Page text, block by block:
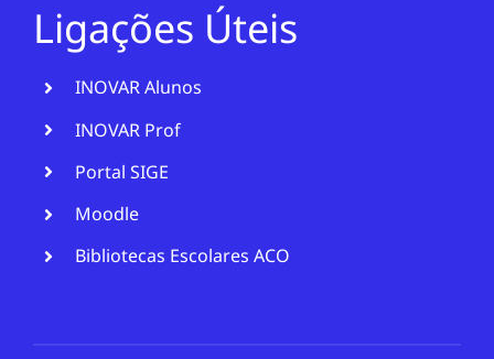
Ligações Úteis
INOVAR Alunos
INOVAR Prof
Portal SIGE
Moodle
Bibliotecas Escolares ACO